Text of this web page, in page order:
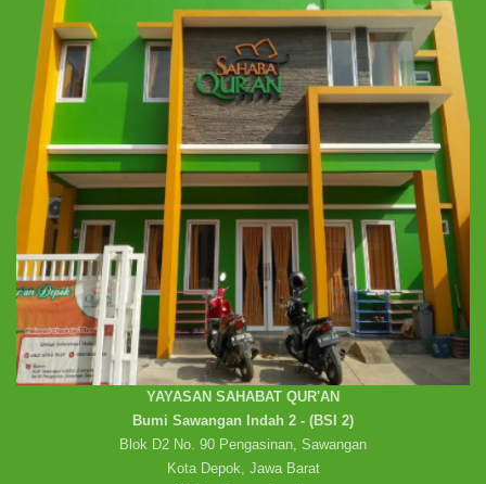
YAYASAN SAHABAT QUR'AN
Bumi Sawangan Indah 2 - (BSI 2)
Blok D2 No. 90 Pengasinan, Sawangan
Kota Depok, Jawa Barat